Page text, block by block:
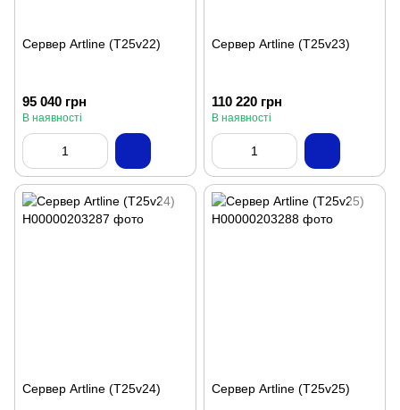
Сервер Artline (T25v22)
95 040 грн
В наявності
Сервер Artline (T25v23)
110 220 грн
В наявності
Сервер Artline (T25v24) Сервер Artline (T25v25)